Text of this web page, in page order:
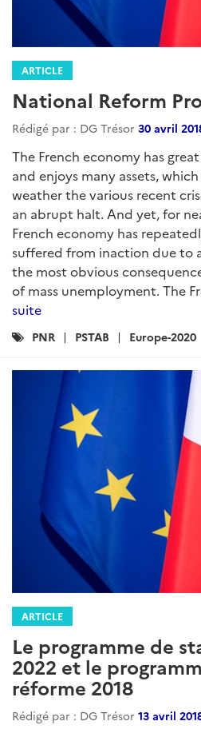
ARTICLE
National Reform
Rédigé par : DG Trésor 30 avril
The French economy has
and enjoys many assets,
weather the various recent
an abrupt halt. And yet, for
French economy has
suffered from inaction due to
the most obvious
of mass unemployment. The
suite
Catégories
PNR PSTAB Europe-2020
ARTICLE
Le programme de
2022 et le
réforme 2018
Rédigé par : DG Trésor 13 avril